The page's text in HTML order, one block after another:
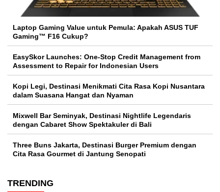
Laptop Gaming Value untuk Pemula: Apakah ASUS TUF
Gaming™ F16 Cukup?
EasySkor Launches: One-Stop Credit Management from
Assessment to Repair for Indonesian Users
Kopi Legi, Destinasi Menikmati Cita Rasa Kopi Nusantara
dalam Suasana Hangat dan Nyaman
Mixwell Bar Seminyak, Destinasi Nightlife Legendaris
dengan Cabaret Show Spektakuler di Bali
Three Buns Jakarta, Destinasi Burger Premium dengan
Cita Rasa Gourmet di Jantung Senopati
TRENDING